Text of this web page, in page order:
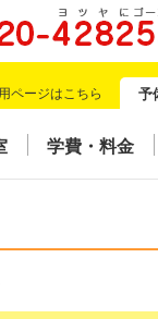
ページはこちら 予
学費・料金